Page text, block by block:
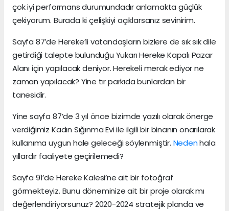
çok iyi performans durumundadır anlamakta güçlük
çekiyorum. Burada ki çelişkiyi açıklarsanız sevinirim.
Sayfa 87’de Hereke’li vatandaşların bizlere de sık sık dile
getirdiği talepte bulunduğu Yukarı Hereke Kapalı Pazar
Alanı için yapılacak deniyor. Herekeli merak ediyor ne
zaman yapılacak? Yine tır parkıda bunlardan bir
tanesidir.
Yine sayfa 87’de 3 yıl önce bizimde yazılı olarak önerge
verdiğimiz Kadın Sığınma Evi ile ilgili bir binanın onarılarak
kullanıma uygun hale geleceği söylenmiştir. Nedenhala
yıllardır faaliyete geçirilemedi?
Sayfa 91’de Hereke Kalesi’ne ait bir fotoğraf
görmekteyiz. Bunu döneminize ait bir proje olarak mı
değerlendiriyorsunuz? 2020-2024 stratejik planda ve